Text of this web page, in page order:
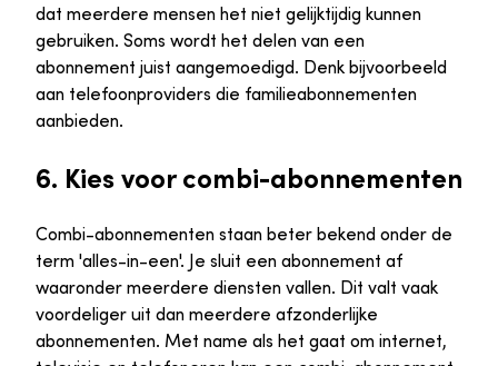
dat meerdere mensen het niet gelijktijdig kunnen
gebruiken. Soms wordt het delen van een
abonnement juist aangemoedigd. Denk bijvoorbeeld
aan telefoonproviders die familieabonnementen
aanbieden.
6. Kies voor combi-abonnementen
Combi-abonnementen staan beter bekend onder de
term 'alles-in-een'. Je sluit een abonnement af
waaronder meerdere diensten vallen. Dit valt vaak
voordeliger uit dan meerdere afzonderlijke
abonnementen. Met name als het gaat om internet,